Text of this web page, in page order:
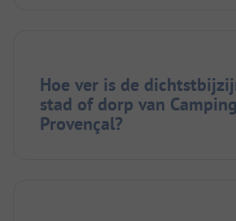
Hoe ver is de
stad of dorp van
Provençal?